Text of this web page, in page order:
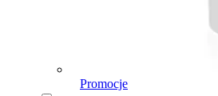
Promocje